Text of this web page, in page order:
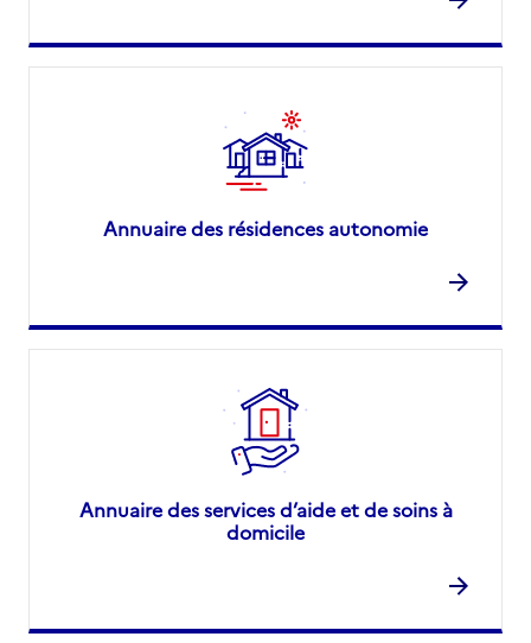
Annuaire des résidences autonomie
Annuaire des services d’aide et de soins à
domicile